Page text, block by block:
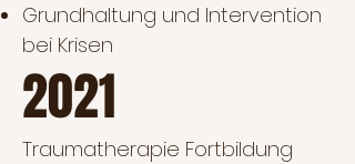
Grundhaltung und Intervention
bei Krisen
2021
Traumatherapie Fortbildung